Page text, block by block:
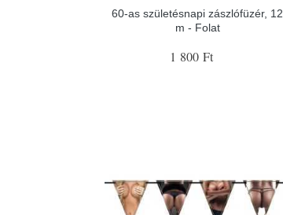
60-as születésnapi zászlófüzér, 12
m - Folat
1 800 Ft